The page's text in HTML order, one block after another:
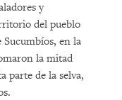
y
del pueblo
en la
la mitad
parte de la selva,